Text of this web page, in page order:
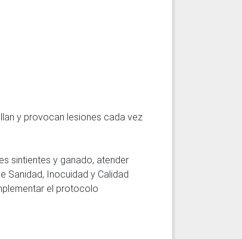
y provocan lesiones cada vez
sintientes y ganado, atender
Sanidad, Inocuidad y Calidad
el protocolo